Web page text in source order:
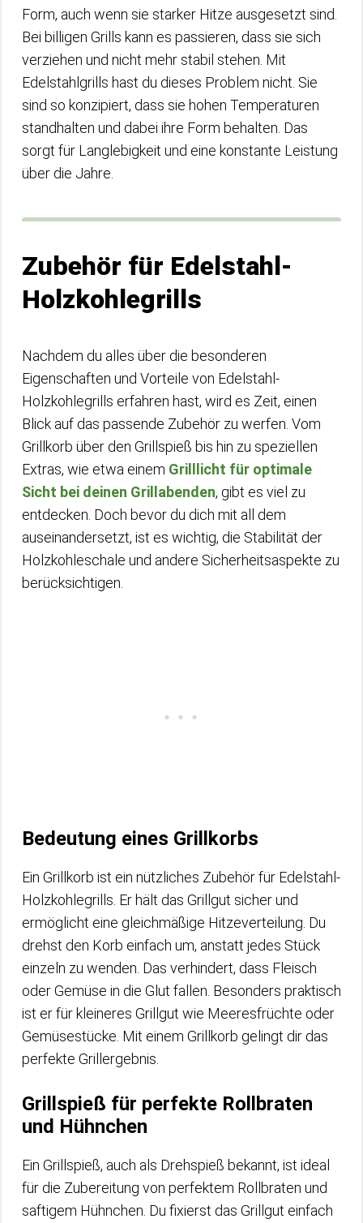
Form, auch wenn sie starker Hitze ausgesetzt sind.
Bei billigen Grills kann es passieren, dass sie sich
verziehen und nicht mehr stabil stehen. Mit
Edelstahlgrills hast du dieses Problem nicht. Sie
sind so konzipiert, dass sie hohen Temperaturen
standhalten und dabei ihre Form behalten. Das
sorgt für Langlebigkeit und eine konstante Leistung
über die Jahre.
Zubehör für Edelstahl-
Holzkohlegrills
Nachdem du alles über die besonderen
Eigenschaften und Vorteile von Edelstahl-
Holzkohlegrills erfahren hast, wird es Zeit, einen
Blick auf das passende Zubehör zu werfen. Vom
Grillkorb über den Grillspieß bis hin zu speziellen
Extras, wie etwa einem Grilllicht für optimale
Sicht bei deinen Grillabenden, gibt es viel zu
entdecken. Doch bevor du dich mit all dem
auseinandersetzt, ist es wichtig, die Stabilität der
Holzkohleschale und andere Sicherheitsaspekte zu
berücksichtigen.
Bedeutung eines Grillkorbs
Ein Grillkorb ist ein nützliches Zubehör für Edelstahl-
Holzkohlegrills. Er hält das Grillgut sicher und
ermöglicht eine gleichmäßige Hitzeverteilung. Du
drehst den Korb einfach um, anstatt jedes Stück
einzeln zu wenden. Das verhindert, dass Fleisch
oder Gemüse in die Glut fallen. Besonders praktisch
ist er für kleineres Grillgut wie Meeresfrüchte oder
Gemüsestücke. Mit einem Grillkorb gelingt dir das
perfekte Grillergebnis.
Grillspieß für perfekte Rollbraten
und Hühnchen
Ein Grillspieß, auch als Drehspieß bekannt, ist ideal
für die Zubereitung von perfektem Rollbraten und
saftigem Hühnchen. Du fixierst das Grillgut einfach